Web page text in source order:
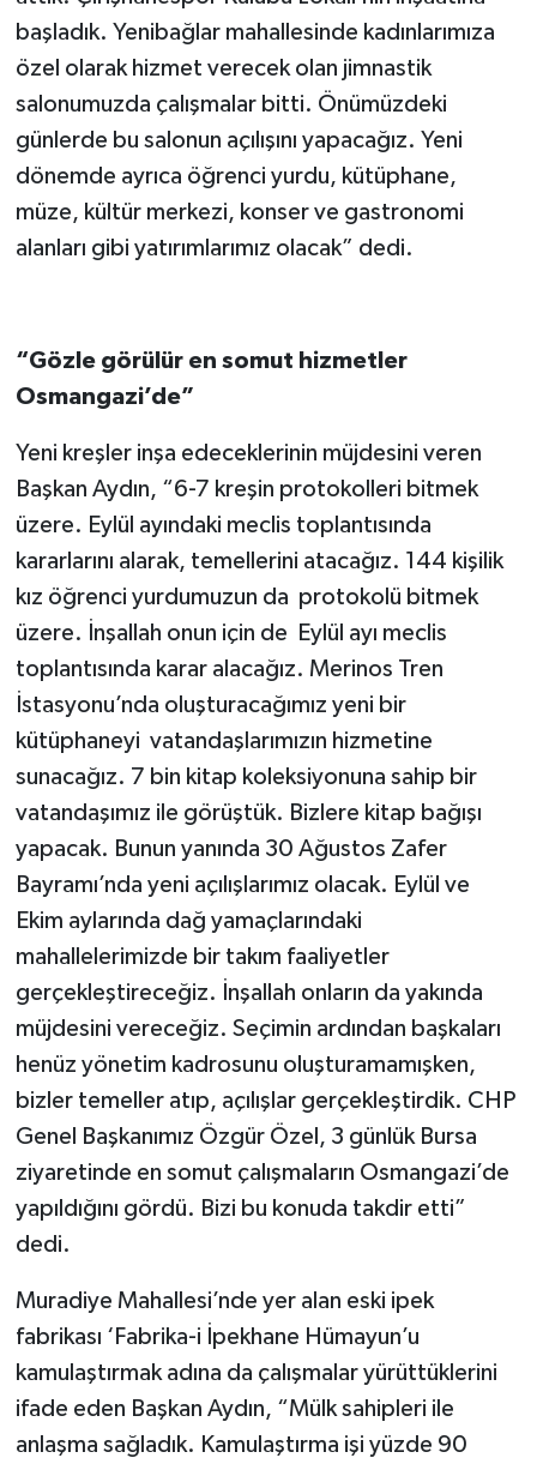
başladık. Yenibağlar mahallesinde kadınlarımıza
özel olarak hizmet verecek olan jimnastik
salonumuzda çalışmalar bitti. Önümüzdeki
günlerde bu salonun açılışını yapacağız. Yeni
dönemde ayrıca öğrenci yurdu, kütüphane,
müze, kültür merkezi, konser ve gastronomi
alanları gibi yatırımlarımız olacak” dedi.
“Gözle görülür en somut hizmetler
Osmangazi’de”
Yeni kreşler inşa edeceklerinin müjdesini veren
Başkan Aydın, “6-7 kreşin protokolleri bitmek
üzere. Eylül ayındaki meclis toplantısında
kararlarını alarak, temellerini atacağız. 144 kişilik
kız öğrenci yurdumuzun da protokolü bitmek
üzere. İnşallah onun için de Eylül ayı meclis
toplantısında karar alacağız. Merinos Tren
İstasyonu’nda oluşturacağımız yeni bir
kütüphaneyi vatandaşlarımızın hizmetine
sunacağız. 7 bin kitap koleksiyonuna sahip bir
vatandaşımız ile görüştük. Bizlere kitap bağışı
yapacak. Bunun yanında 30 Ağustos Zafer
Bayramı’nda yeni açılışlarımız olacak. Eylül ve
Ekim aylarında dağ yamaçlarındaki
mahallelerimizde bir takım faaliyetler
gerçekleştireceğiz. İnşallah onların da yakında
müjdesini vereceğiz. Seçimin ardından başkaları
henüz yönetim kadrosunu oluşturamamışken,
bizler temeller atıp, açılışlar gerçekleştirdik. CHP
Genel Başkanımız Özgür Özel, 3 günlük Bursa
ziyaretinde en somut çalışmaların Osmangazi’de
yapıldığını gördü. Bizi bu konuda takdir etti”
dedi.
Muradiye Mahallesi’nde yer alan eski ipek
fabrikası ‘Fabrika-i İpekhane Hümayun’u
kamulaştırmak adına da çalışmalar yürüttüklerini
ifade eden Başkan Aydın, “Mülk sahipleri ile
anlaşma sağladık. Kamulaştırma işi yüzde 90